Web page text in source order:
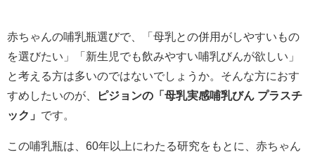
赤ちゃんの哺乳瓶選びで、「母乳との併用がしやすいもの
を選びたい」「新生児でも飲みやすい哺乳びんが欲しい」
と考える方は多いのではないでしょうか。そんな方におす
すめしたいのが、
ピジョンの「母乳実感哺乳びん プラスチ
ック」 です。
この哺乳瓶は、60年以上にわたる研究をもとに、赤ちゃん